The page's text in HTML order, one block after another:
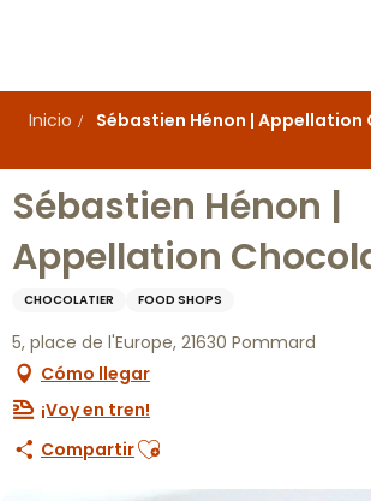
principal
Inicio
Sébastien Hénon | Appellation
Sébastien Hénon |
Appellation
CHOCOLATIER FOOD SHOPS
5, place de l'Europe, 21630 Pommard
Cómo llegar
¡Voy en tren!
CompartirAjouter aux favoris